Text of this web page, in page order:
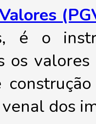
é o
os
dos